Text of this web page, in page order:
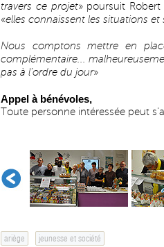
travers ce projet» poursuit
«elles connaissent les situations et
Nous comptons mettre en
complémentaire...
pas à l’ordre du jour»
Appel à bénévoles,
Toute personne intéressée peut
ariège jeunesse et société